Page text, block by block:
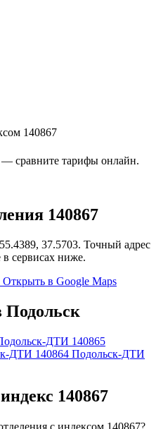
140867
сравните тарифы онлайн.
140867
37.5703. Точный адрес
сервисах ниже.
Открыть в Google Maps
Подольск
ДТИ 140865
ДТИ 140864 Подольск-ДТИ
140867